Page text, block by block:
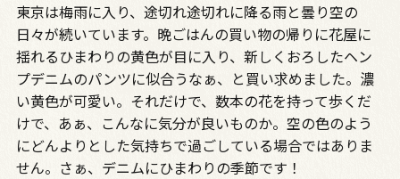
u
t
e
東京は梅雨に入り、途切れ途切れに降る雨と曇り空の
日々が続いています。晩ごはんの買い物の帰りに花屋に
揺れるひまわりの黄色が目に入り、新しくおろしたヘン
プデニムのパンツに似合うなぁ、と買い求めました。濃
い黄色が可愛い。それだけで、数本の花を持って歩くだ
けで、あぁ、こんなに気分が良いものか。空の色のよう
にどんよりとした気持ちで過ごしている場合ではありま
せん。さぁ、デニムにひまわりの季節です！